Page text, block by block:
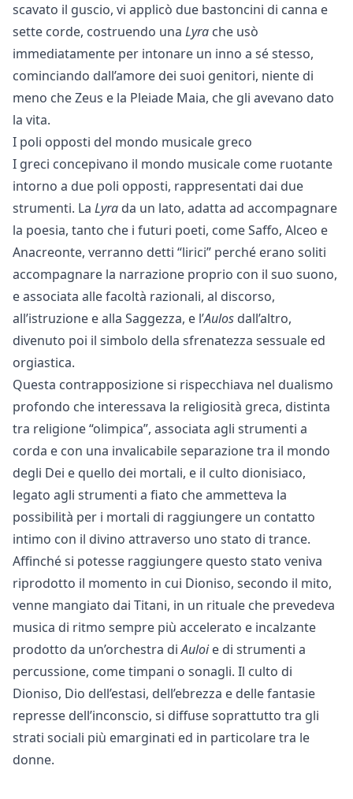
scavato il guscio, vi applicò due bastoncini di canna e
sette corde, costruendo una Lyra che usò
immediatamente per intonare un inno a sé stesso,
cominciando dall’amore dei suoi genitori, niente di
meno che Zeus e la Pleiade Maia, che gli avevano dato
la vita.
I poli opposti del mondo musicale greco
I greci concepivano il mondo musicale come ruotante
intorno a due poli opposti, rappresentati dai due
strumenti. La Lyra da un lato, adatta ad accompagnare
la poesia, tanto che i futuri poeti, come Saffo, Alceo e
Anacreonte, verranno detti “lirici” perché erano soliti
accompagnare la narrazione proprio con il suo suono,
e associata alle facoltà razionali, al discorso,
all’istruzione e alla Saggezza, e l’Aulos dall’altro,
divenuto poi il simbolo della sfrenatezza sessuale ed
orgiastica.
Questa contrapposizione si rispecchiava nel dualismo
profondo che interessava la religiosità greca, distinta
tra religione “olimpica”, associata agli strumenti a
corda e con una invalicabile separazione tra il mondo
degli Dei e quello dei mortali, e il culto dionisiaco,
legato agli strumenti a fiato che ammetteva la
possibilità per i mortali di raggiungere un contatto
intimo con il divino attraverso uno stato di trance.
Affinché si potesse raggiungere questo stato veniva
riprodotto il momento in cui Dioniso, secondo il mito,
venne mangiato dai Titani, in un rituale che prevedeva
musica di ritmo sempre più accelerato e incalzante
prodotto da un’orchestra diAuloie di strumenti a
percussione, come timpani o sonagli. Il culto di
Dioniso, Dio dell’estasi, dell’ebrezza e delle fantasie
represse dell’inconscio, si diffuse soprattutto tra gli
strati sociali più emarginati ed in particolare tra le
donne.